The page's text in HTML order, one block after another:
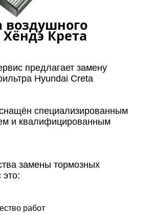
воздушного
Крета
предлагает замену
Hyundai Creta
специализированным
и квалифицированным
замены тормозных
это:
работ